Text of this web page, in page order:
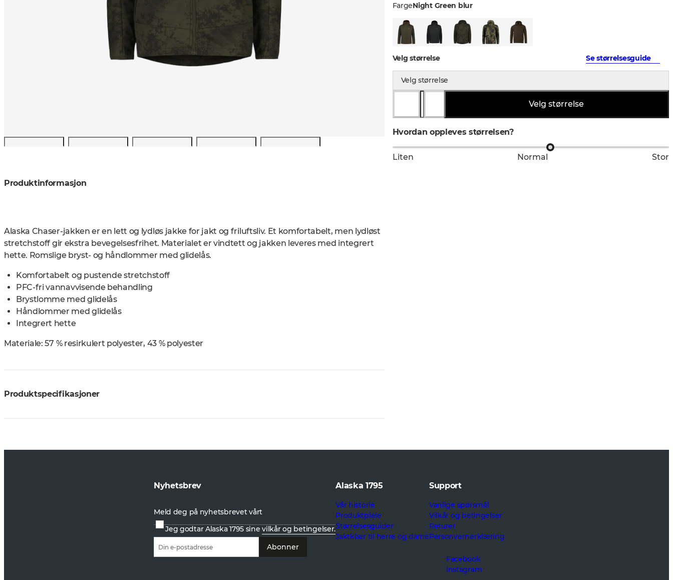
Produktinformasjon
Alaska Chaser-jakken er en lett og lydløs jakke for jakt og friluftsliv. Et komfortabelt, men lydløst
stretchstoff gir ekstra bevegelsesfrihet. Materialet er vindtett og jakken leveres med integrert
hette. Romslige bryst- og håndlommer med glidelås.
Komfortabelt og pustende stretchstoff
PFC-fri vannavvisende behandling
Brystlomme med glidelås
Håndlommer med glidelås
Integrert hette
Materiale: 57 % resirkulert polyester, 43 % polyester
Produktspecifikasjoner
FargeNight Green blur
Velg størrelse Se størrelsesguide
Velg størrelse
Velg størrelse
Hvordan oppleves størrelsen?
Liten Normal Stor
Nyhetsbrev
Meld deg på nyhetsbrevet vårt
Jeg godtar Alaska 1795 sinevilkår og betingelser.
Abonner
Alaska 1795
Vår historie
Produktpleie
Størrelsesguider
Jaktklær til herre og dame
Support
Vanlige spørsmål
Vilkår og betingelser
Returer
Personvernerklæring
Facebook
Instagram